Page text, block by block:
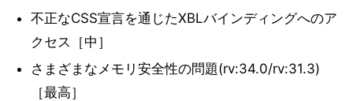
不正なCSS宣言を通じたXBLバインディングへのア
クセス［中］
さまざまなメモリ安全性の問題(rv:34.0/rv:31.3)
［最高］